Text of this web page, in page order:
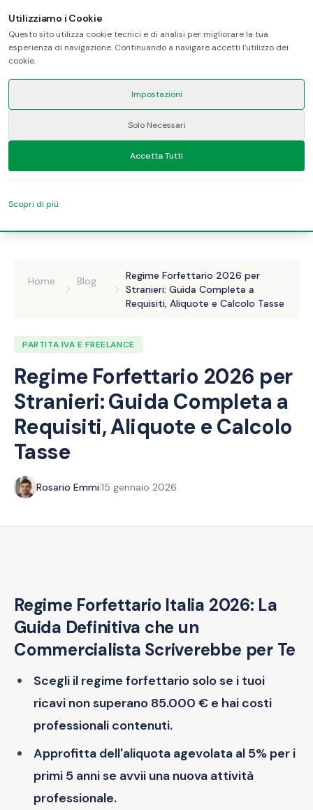
Home Blog
Regime Forfettario 2026 per
Stranieri: Guida Completa a
Requisiti, Aliquote e Calcolo Tasse
PARTITA IVA E FREELANCE
Regime Forfettario 2026 per
Stranieri: Guida Completa a
Requisiti, Aliquote e Calcolo
Tasse
Rosario Emmi|15 gennaio 2026
Regime Forfettario Italia 2026: La
Guida Definitiva che un
Commercialista Scriverebbe per Te
Scegli il regime forfettario solo se i tuoi
ricavi non superano 85.000 € e hai costi
professionali contenuti.
Approfitta dell'aliquota agevolata al 5% per i
primi 5 anni se avvii una nuova attività
professionale.
Utilizziamo i Cookie
Questo sito utilizza cookie tecnici e di analisi per migliorare la tua
esperienza di navigazione. Continuando a navigare accetti l'utilizzo dei
cookie.
Impostazioni
Solo Necessari
Accetta Tutti
Scopri di più